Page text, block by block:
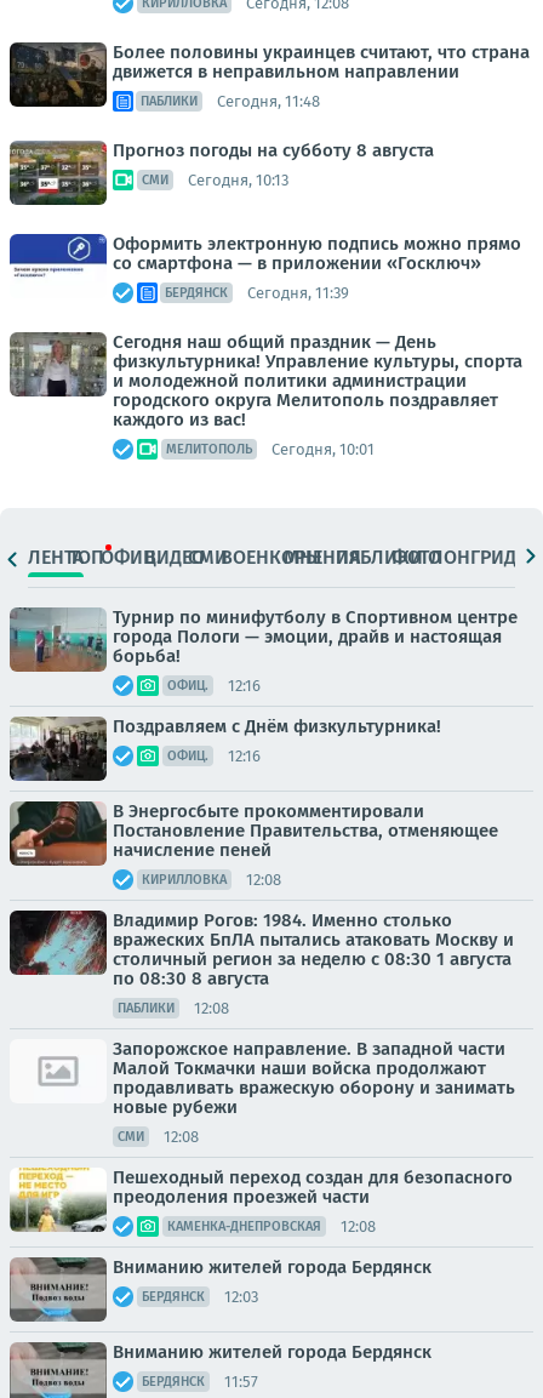
Более половины украинцев считают, что страна
движется в неправильном направлении
ПАБЛИКИ Сегодня, 11:48
Прогноз погоды на субботу 8 августа
СМИ Сегодня, 10:13
Оформить электронную подпись можно прямо
со смартфона — в приложении «Госключ»
БЕРДЯНСК Сегодня, 11:39
Сегодня наш общий праздник — День
физкультурника! Управление культуры, спорта
и молодежной политики администрации
городского округа Мелитополь поздравляет
каждого из вас!
МЕЛИТОПОЛЬ Сегодня, 10:01
ЛЕНТАТОПОФИЦ.ВИДЕОСМИВОЕНКОРЫМНЕНИЯПАБЛИКИ
ФОТОЛОНГРИДЫ
Турнир по минифутболу в Спортивном центре
города Пологи — эмоции, драйв и настоящая
борьба!
ОФИЦ. 12:16
Поздравляем с Днём физкультурника!
ОФИЦ. 12:16
В Энергосбыте прокомментировали
Постановление Правительства, отменяющее
начисление пеней
КИРИЛЛОВКА 12:08
Владимир Рогов: 1984. Именно столько
вражеских БпЛА пытались атаковать Москву и
столичный регион за неделю с 08:30 1 августа
по 08:30 8 августа
ПАБЛИКИ 12:08
Запорожское направление. В западной части
Малой Токмачки наши войска продолжают
продавливать вражескую оборону и занимать
новые рубежи
СМИ 12:08
Пешеходный переход создан для безопасного
преодоления проезжей части
КАМЕНКА-ДНЕПРОВСКАЯ 12:08
Вниманию жителей города Бердянск
БЕРДЯНСК 12:03
Вниманию жителей города Бердянск
БЕРДЯНСК 11:57